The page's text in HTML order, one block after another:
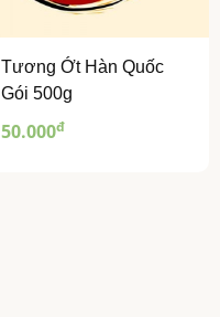
Tương Ớt Hàn Quốc
Gói 500g
50.000đ